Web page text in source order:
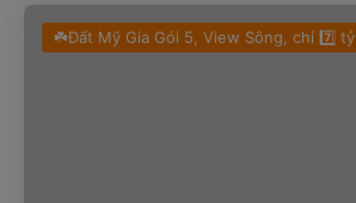
☘️Đất Mỹ Gia Gói 5, View Sông, chỉ 7️⃣ tỷ